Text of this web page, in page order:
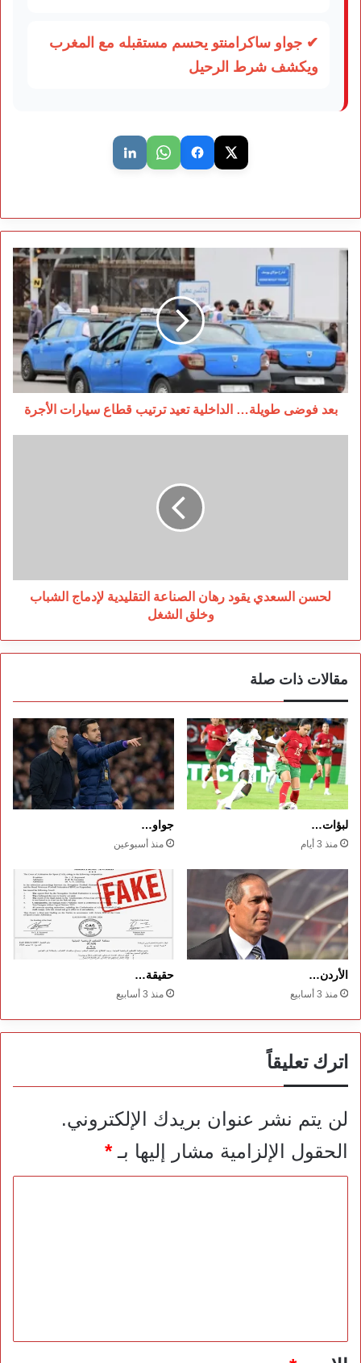
✔ جواو ساكرامنتو يحسم مستقبله مع المغرب
ويكشف شرط الرحيل
بعد
فوضى
طويلة…
الداخلية
تعيد
ترتيب
قطاع
سيارات
الأجرة
بعد فوضى طويلة… الداخلية تعيد ترتيب قطاع سيارات الأجرة
لحسن
وخلق
الشغل
لحسن السعدي يقود رهان الصناعة التقليدية لإدماج الشباب
وخلق الشغل
مقالات ذات صلة
لبؤات…
منذ 3 أيام
جواو…
منذ أسبوعين
الأردن…
منذ 3 أسابيع
حقيقة…
منذ 3 أسابيع
اترك تعليقاً
لن يتم نشر عنوان بريدك الإلكتروني.
الحقول الإلزامية مشار إليها بـ*
*